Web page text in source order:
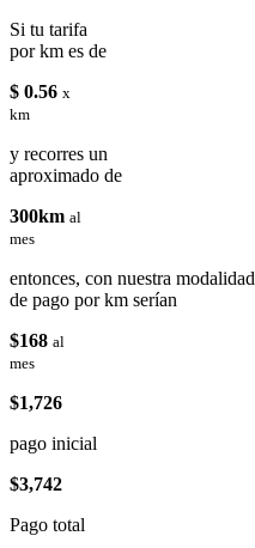
Si tu tarifa
por km es de
$ 0.56 x
km
y recorres un
aproximado de
300km al
mes
entonces, con nuestra modalidad
de pago por km serían
$168 al
mes
$1,726
pago inicial
$3,742
Pago total